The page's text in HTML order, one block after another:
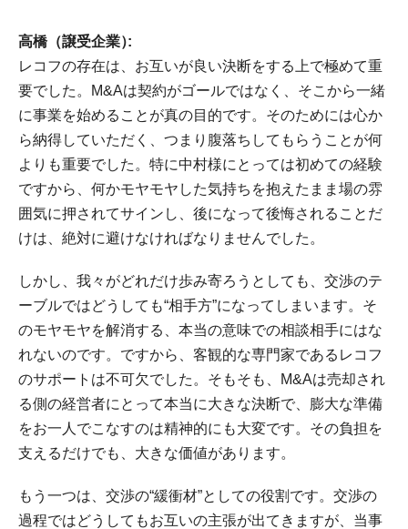
高橋（譲受企業）
レコフの存在は、お互いが良い決断をする上で極めて重
要でした。M&Aは契約がゴールではなく、そこから一緒
に事業を始めることが真の目的です。そのためには心か
ら納得していただく、つまり腹落ちしてもらうことが何
よりも重要でした。特に中村様にとっては初めての経験
ですから、何かモヤモヤした気持ちを抱えたまま場の雰
囲気に押されてサインし、後になって後悔されることだ
けは、絶対に避けなければなりませんでした。
しかし、我々がどれだけ歩み寄ろうとしても、交渉のテ
ーブルではどうしても“相手方”になってしまいます。そ
のモヤモヤを解消する、本当の意味での相談相手にはな
れないのです。ですから、客観的な専門家であるレコフ
のサポートは不可欠でした。そもそも、M&Aは売却され
る側の経営者にとって本当に大きな決断で、膨大な準備
をお一人でこなすのは精神的にも大変です。その負担を
支えるだけでも、大きな価値があります。
もう一つは、交渉の“緩衝材”としての役割です。交渉の
過程ではどうしてもお互いの主張が出てきますが、当事